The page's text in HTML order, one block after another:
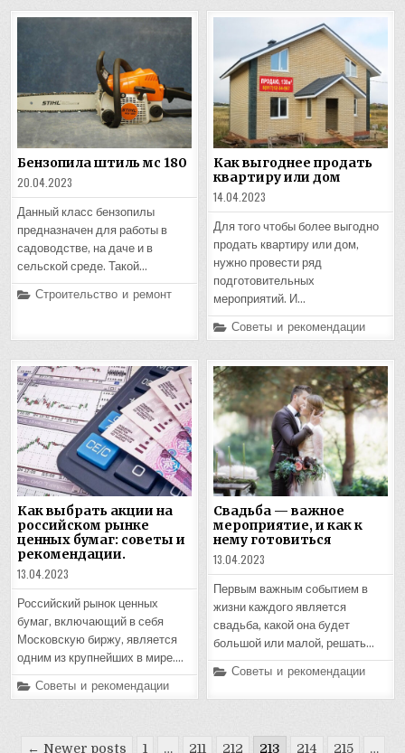
Бензопила штиль мс 180
20.04.2023
Данный класс бензопилы
предназначен для работы в
садоводстве, на даче и в
сельской среде. Такой…
Posted
Строительство и ремонт
Как выгоднее продать
квартиру или дом
14.04.2023
Для того чтобы более выгодно
продать квартиру или дом,
нужно провести ряд
подготовительных
мероприятий. И…
Posted
in
Советы и рекомендации
Как выбрать акции на
российском рынке
ценных бумаг: советы и
рекомендации.
13.04.2023
Российский рынок ценных
бумаг, включающий в себя
Московскую биржу, является
одним из крупнейших в мире….
Posted
in
Советы и рекомендации
Свадьба — важное
мероприятие, и как к
нему готовиться
13.04.2023
Первым важным событием в
жизни каждого является
свадьба, какой она будет
большой или малой, решать…
Posted
Советы и рекомендации
← Newer posts 1 … 211 212 213 214 215 …